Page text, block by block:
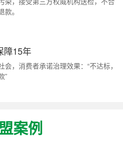
款。
障15年
会，消费者承诺治理效果：“不达标，
”
案例